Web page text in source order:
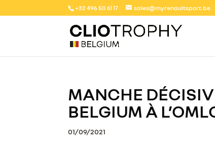
+32 496 50 61 17 sales@myrenaultsport.be
MANCHE
BELGIUM À
01/09/2021